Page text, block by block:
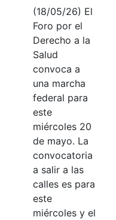
(18/05/26) El
Foro por el
Derecho a la
Salud
convoca a
una marcha
federal para
este
miércoles 20
de mayo. La
convocatoria
a salir a las
calles es para
este
miércoles y el